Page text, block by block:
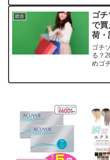
買え
舗価
総合
ゴ
で買
荷・
ゴチ
る？
めゴ